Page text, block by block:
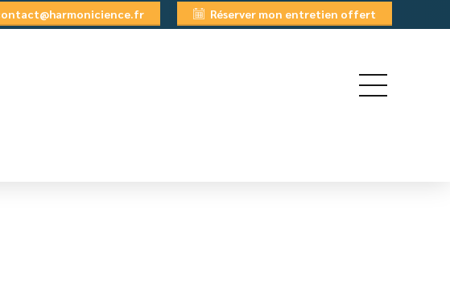
Réserver mon entretien offert